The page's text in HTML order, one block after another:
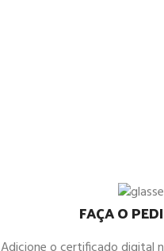
FAÇA O